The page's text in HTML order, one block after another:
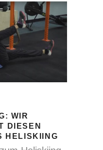
WIR
DIESEN
HELISKIING